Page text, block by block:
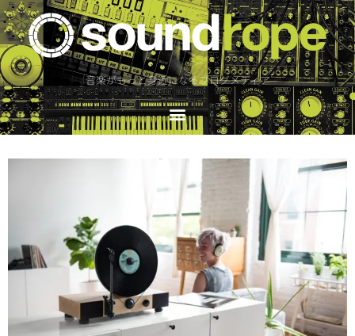
音楽がもっと身近になるブログメディア